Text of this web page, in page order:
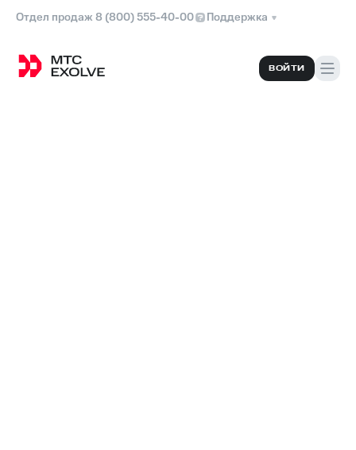
Отдел продаж 8 (800) 555-40-00 Поддержка
ВОЙТИ